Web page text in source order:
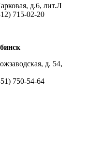
д.6, лит.Л
715-02-20
д. 54,
750-54-64